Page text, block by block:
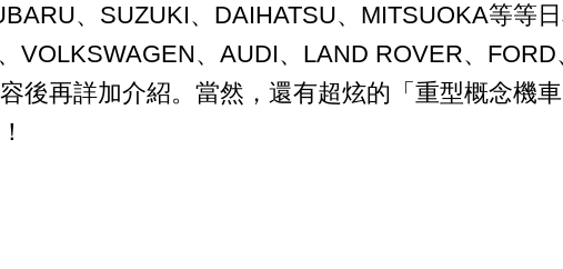
、SUZUKI、DAIHATSU、MITSUOKA等等
VOLKSWAGEN、AUDI、LAND ROVER、
後再詳加介紹。當然，還有超炫的「重型概念機